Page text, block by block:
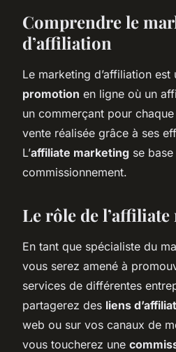
Comprendre le
d’affiliation
Le marketing d’affiliation est
promotion en ligne où un
un commerçant pour
vente réalisée grâce à ses
L’affiliate marketing se
commissionnement.
Le rôle de
En tant que spécialiste du
vous serez amené à
services de différentes
partagerez des liens
web ou sur vos canaux de
vous toucherez une